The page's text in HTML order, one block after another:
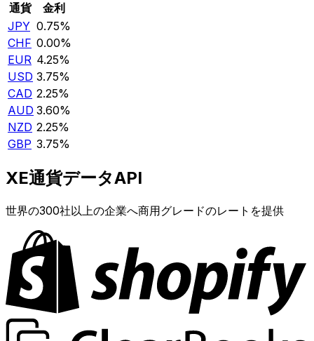
通貨
金利
JPY 0.75%
CHF 0.00%
EUR 4.25%
USD 3.75%
CAD 2.25%
AUD 3.60%
NZD 2.25%
GBP 3.75%
XE通貨データAPI
世界の300社以上の企業へ商用グレードのレートを提供